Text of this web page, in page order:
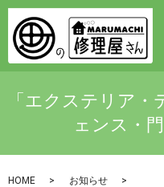
「エクステリア
ェンス・
HOME
お知らせ